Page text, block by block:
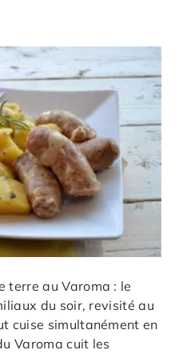
terre au Varoma : le
du soir, revisité au
cuise simultanément en
Varoma cuit les